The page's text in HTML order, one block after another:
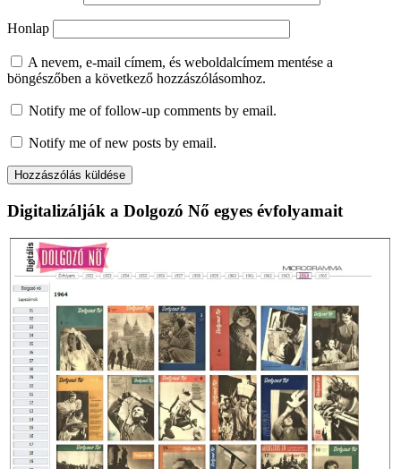
Honlap
A nevem, e-mail címem, és weboldalcímem mentése a
böngészőben a következő hozzászólásomhoz.
Notify me of follow-up comments by email.
Notify me of new posts by email.
Digitalizálják a Dolgozó Nő egyes évfolyamait